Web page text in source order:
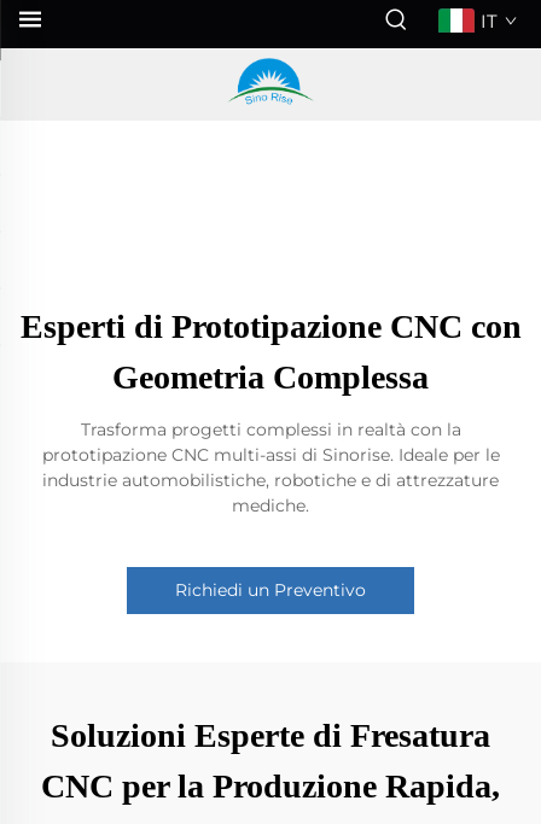
IT
Esperti di Prototipazione CNC con
Geometria Complessa
Trasforma progetti complessi in realtà con la
prototipazione CNC multi-assi di Sinorise. Ideale per le
industrie automobilistiche, robotiche e di attrezzature
mediche.
Richiedi un Preventivo
Soluzioni Esperte di Fresatura
CNC per la Produzione Rapida,